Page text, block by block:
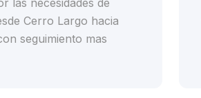
las necesidades de
Cerro Largo hacia
seguimiento mas